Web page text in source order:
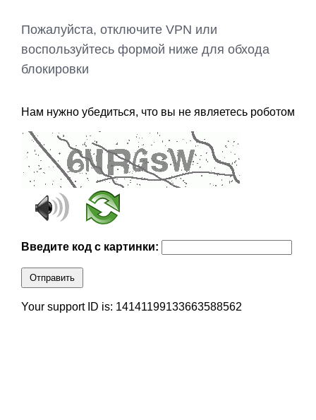
Пожалуйста, отключите VPN или
воспользуйтесь формой ниже для обхода
блокировки
Нам нужно убедиться, что вы не являетесь роботом
Введите код с картинки:
Отправить
Your support ID is: 14141199133663588562